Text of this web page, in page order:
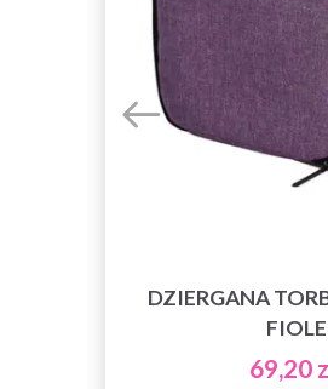
DZIERGANA
69,20